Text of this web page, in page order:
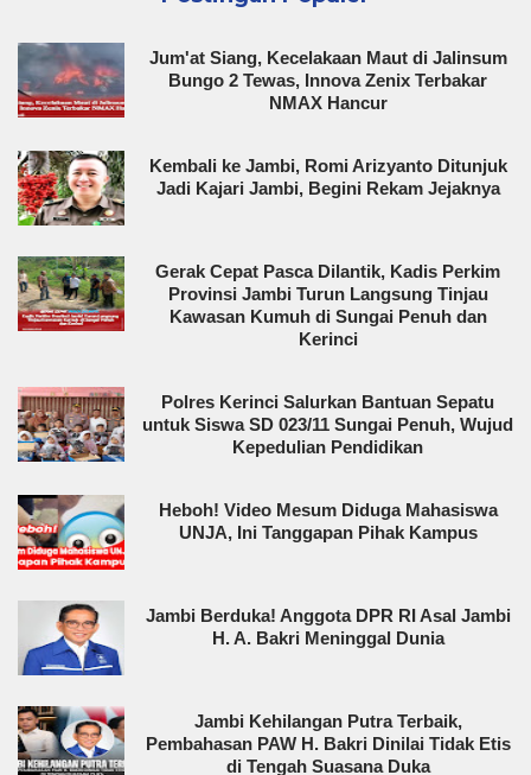
Jum'at Siang, Kecelakaan Maut di Jalinsum
Bungo 2 Tewas, Innova Zenix Terbakar
NMAX Hancur
Kembali ke Jambi, Romi Arizyanto Ditunjuk
Jadi Kajari Jambi, Begini Rekam Jejaknya
Gerak Cepat Pasca Dilantik, Kadis Perkim
Provinsi Jambi Turun Langsung Tinjau
Kawasan Kumuh di Sungai Penuh dan
Kerinci
Polres Kerinci Salurkan Bantuan Sepatu
untuk Siswa SD 023/11 Sungai Penuh, Wujud
Kepedulian Pendidikan
Heboh! Video Mesum Diduga Mahasiswa
UNJA, Ini Tanggapan Pihak Kampus
Jambi Berduka! Anggota DPR RI Asal Jambi
H. A. Bakri Meninggal Dunia
Jambi Kehilangan Putra Terbaik,
Pembahasan PAW H. Bakri Dinilai Tidak Etis
di Tengah Suasana Duka